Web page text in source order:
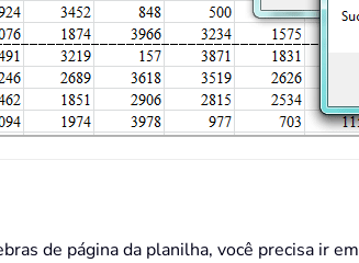
de página da planilha, você precisa ir em